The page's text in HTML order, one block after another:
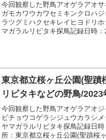
今回観察した野鳥アオゲラアオ
ガモカワウカワセミキンクロハ
ラツグミハクセキレイヒヨドリ
マガラルリビタキ探鳥記録日時
東京都立桜ヶ丘公園(聖蹟
リビタキなどの野鳥/2023
今回観察した野鳥アオゲラアオ
ビチョウコゲラシジュウカラシ
ヤマガラルリビタキ探鳥記録日
所：東京都立桜ヶ丘公園(聖蹟桜